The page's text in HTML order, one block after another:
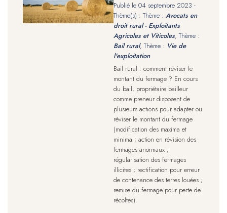
Publié le 04 septembre 2023 -
Thème(s) : Thème : Avocats en
droit rural - Exploitants
Agricoles et Viticoles, Thème :
Bail rural, Thème : Vie de
l'exploitation
Bail rural : comment réviser le
montant du fermage ? En cours
du bail, propriétaire bailleur
comme preneur disposent de
plusieurs actions pour adapter ou
réviser le montant du fermage
(modification des maxima et
minima ; action en révision des
fermages anormaux ;
régularisation des fermages
illicites ; rectification pour erreur
de contenance des terres louées ;
remise du fermage pour perte de
récoltes).